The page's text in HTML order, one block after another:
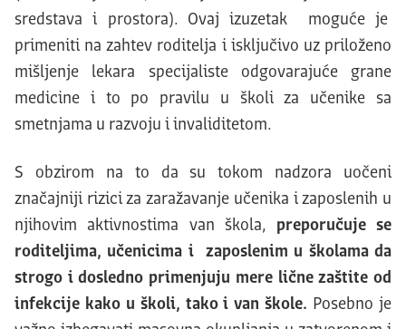
sredstava i prostora). Ovaj izuzetak moguće je
primeniti na zahtev roditelja i isključivo uz priloženo
mišljenje lekara specijaliste odgovarajuće grane
medicine i to po pravilu u školi za učenike sa
smetnjama u razvoju i invaliditetom.
S obzirom na to da su tokom nadzora uočeni
značajniji rizici za zaražavanje učenika i zaposlenih u
njihovim aktivnostima van škola, preporučuje se
roditeljima, učenicima i zaposlenim u školama da
strogo i dosledno primenjuju mere lične zaštite od
infekcije kako u školi, tako i van škole. Posebno je